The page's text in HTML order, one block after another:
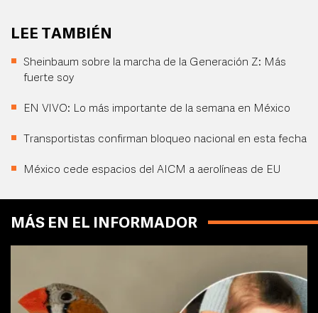
LEE TAMBIÉN
Sheinbaum sobre la marcha de la Generación Z: Más
fuerte soy
EN VIVO: Lo más importante de la semana en México
Transportistas confirman bloqueo nacional en esta fecha
México cede espacios del AICM a aerolíneas de EU
MÁS EN EL INFORMADOR